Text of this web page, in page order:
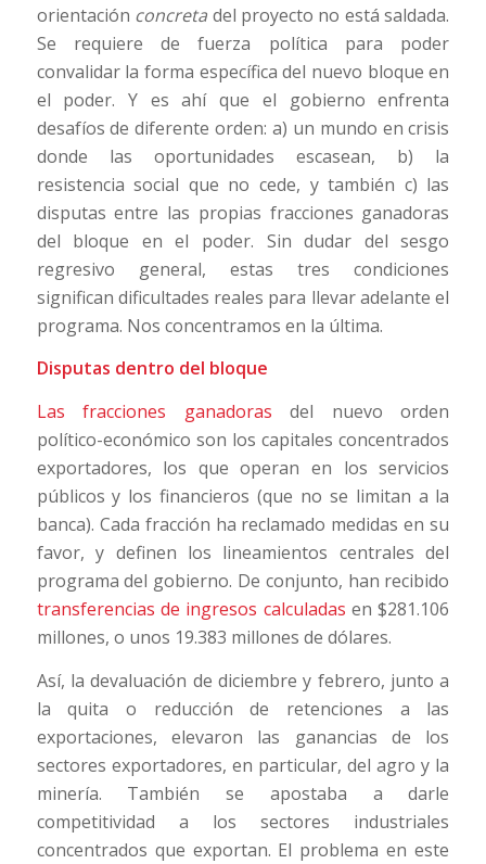
orientación concreta del proyecto no está saldada.
Se requiere de fuerza política para poder
convalidar la forma específica del nuevo bloque en
el poder. Y es ahí que el gobierno enfrenta
desafíos de diferente orden: a) un mundo en crisis
donde las oportunidades escasean, b) la
resistencia social que no cede, y también c) las
disputas entre las propias fracciones ganadoras
del bloque en el poder. Sin dudar del sesgo
regresivo general, estas tres condiciones
significan dificultades reales para llevar adelante el
programa. Nos concentramos en la última.
Disputas dentro del bloque
Las fracciones ganadorasdel nuevo orden
político-económico son los capitales concentrados
exportadores, los que operan en los servicios
públicos y los financieros (que no se limitan a la
banca). Cada fracción ha reclamado medidas en su
favor, y definen los lineamientos centrales del
programa del gobierno. De conjunto, han recibido
transferencias de ingresos calculadasen $281.106
millones, o unos 19.383 millones de dólares.
Así, la devaluación de diciembre y febrero, junto a
la quita o reducción de retenciones a las
exportaciones, elevaron las ganancias de los
sectores exportadores, en particular, del agro y la
minería. También se apostaba a darle
competitividad a los sectores industriales
concentrados que exportan. El problema en este